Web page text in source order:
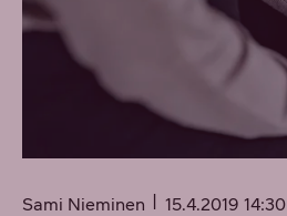
Sami Nieminen 15.4.2019 14:30